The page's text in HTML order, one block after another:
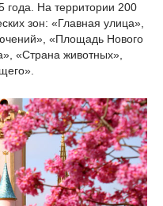
года. На территории 200
зон: «Главная улица»,
«Площадь Нового
«Страна животных»,